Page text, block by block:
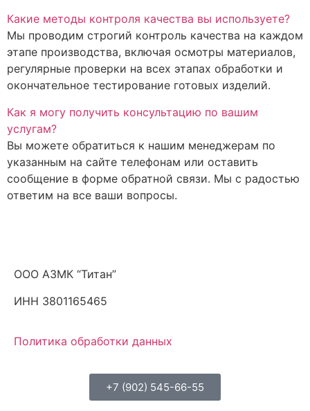
Какие методы контроля качества вы используете?
Мы проводим строгий контроль качества на каждом
этапе производства, включая осмотры материалов,
регулярные проверки на всех этапах обработки и
окончательное тестирование готовых изделий.
Как я могу получить консультацию по вашим
услугам?
Вы можете обратиться к нашим менеджерам по
указанным на сайте телефонам или оставить
сообщение в форме обратной связи. Мы с радостью
ответим на все ваши вопросы.
ООО АЗМК “Титан”
ИНН 3801165465
Политика обработки данных
+7 (902) 545-66-55